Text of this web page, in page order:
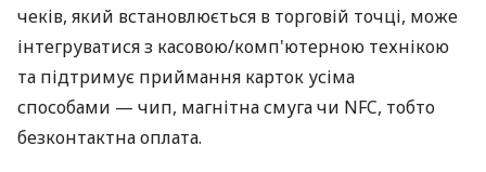
чеків, який встановлюється в торговій точці, може
інтегруватися з касовою/комп'ютерною технікою
та підтримує приймання карток усіма
способами — чип, магнітна смуга чи NFC, тобто
безконтактна оплата.